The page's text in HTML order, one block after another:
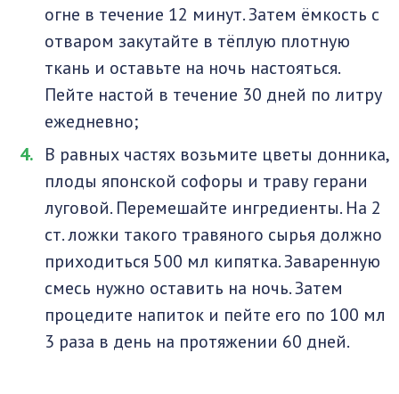
огне в течение 12 минут. Затем ёмкость с
отваром закутайте в тёплую плотную
ткань и оставьте на ночь настояться.
Пейте настой в течение 30 дней по литру
ежедневно;
В равных частях возьмите цветы донника,
плоды японской софоры и траву герани
луговой. Перемешайте ингредиенты. На 2
ст. ложки такого травяного сырья должно
приходиться 500 мл кипятка. Заваренную
смесь нужно оставить на ночь. Затем
процедите напиток и пейте его по 100 мл
3 раза в день на протяжении 60 дней.